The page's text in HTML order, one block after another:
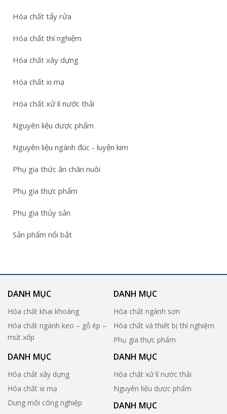
Hóa chất tẩy rửa
Hóa chất thí nghiệm
Hóa chất xây dựng
Hóa chất xi mạ
Hóa chất xử lí nước thải
Nguyên liệu dược phẩm
Nguyên liệu ngành đúc - luyện kim
Phụ gia thức ăn chăn nuôi
Phụ gia thực phẩm
Phụ gia thủy sản
Sản phẩm nổi bật
DANH MỤC
Hóa chất khai khoáng
Hóa chất ngành keo – gỗ ép –
mút xốp
DANH MỤC
Hóa chất ngành sơn
Hóa chất và thiết bị thí nghiệm
Phụ gia thực phẩm
DANH MỤC
Hóa chất xây dựng
Hóa chất xi mạ
Dung môi công nghiệp
DANH MỤC
Hóa chất xử lí nước thải
Nguyên liệu dược phẩm
DANH MỤC